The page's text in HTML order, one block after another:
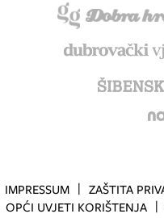
IMPRESSUM ZAŠTITA
OPĆI UVJETI KORIŠTENJA